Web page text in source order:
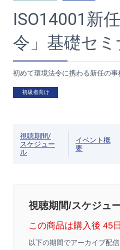
ISO14001新
令」基礎セミ
初めて環境法令に携わる新任の事
初級者向け
視聴期間/
スケジュー
ル
イベント概
要
視聴期間/スケジュ
この商品は購入後 45
以下の期間でアーカイブ配信